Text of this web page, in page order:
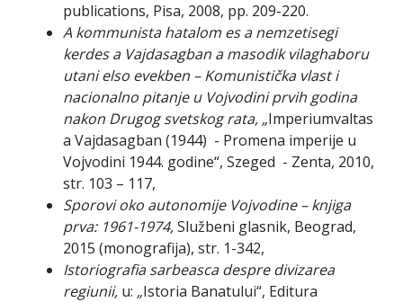
publications, Pisa, 2008, pp. 209-220.
A kommunista hatalom es a nemzetisegi
kerdes a Vajdasagban a masodik vilaghaboru
utani elso evekben – Komunistička vlast i
nacionalno pitanje u Vojvodini prvih godina
nakon Drugog svetskog rata, „Imperiumvaltas
a Vajdasagban (1944) - Promena imperije u
Vojvodini 1944. godine“, Szeged - Zenta, 2010,
str. 103 – 117,
Sporovi oko autonomije Vojvodine – knjiga
prva: 1961-1974,Službeni glasnik, Beograd,
2015 (monografija), str. 1-342,
Istoriografia sarbeasca despre divizarea
regiunii, u: „Istoria Banatului“, Editura